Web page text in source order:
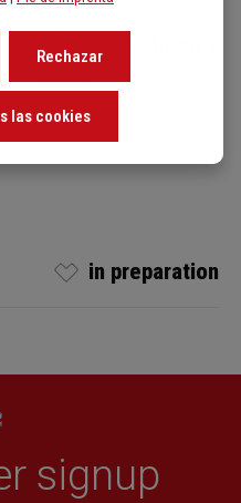
in preparation
signup
Rechazar
las cookies